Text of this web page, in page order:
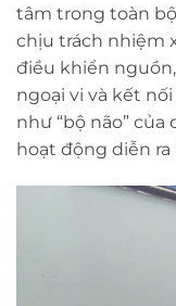
tâm trong toàn
chịu trách nhiệm
điều khiển
ngoại vi và kết
như “bộ não”
hoạt động diễn